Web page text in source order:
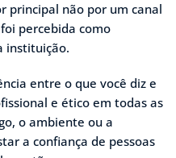
principal não por um canal
percebida como
instituição.
entre o que você diz e
e ético em todas as
o ambiente ou a
a confiança de pessoas